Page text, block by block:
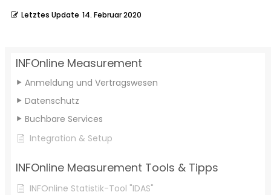
INFOnline Measurement
Anmeldung und Vertragswesen
Datenschutz
Buchbare Services
Integration & Setup
INFOnline Measurement Tools & Tipps
INFOnline Statistik-Tool "IDAS"
Letztes Update 14. Februar 2020